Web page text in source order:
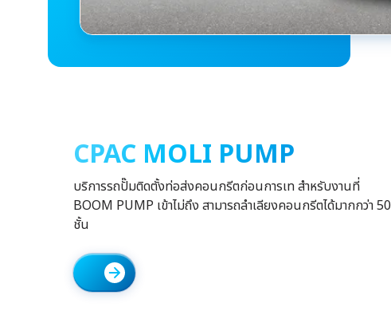
CPAC MOLI PUMP
บริการรถปั๊มติดตั้งท่อส่งคอนกรีตก่อนการเท สำหรับงานที่
BOOM PUMP เข้าไม่ถึง สามารถลำเลียงคอนกรีตได้มากกว่า 50
ชั้น